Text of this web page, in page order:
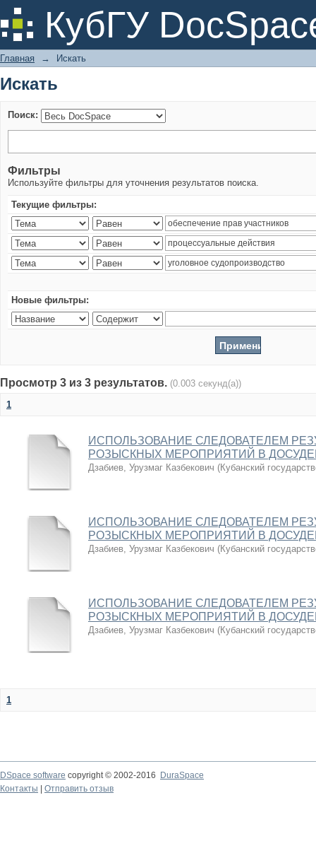
КубГУ
Искать
Главная → Искать
Искать
Поиск:
Фильтры
Используйте фильтры для уточнения результатов поиска.
Текущие фильтры:
Новые фильтры:
Просмотр 3 из 3 результатов. (0.003 секунд(а))
1
ИСПОЛЬЗОВАНИЕ СЛЕДОВАТЕЛЕМ
РОЗЫСКНЫХ МЕРОПРИЯТИЙ В
Дзабиев, Урузмаг Казбекович (Кубанский
ИСПОЛЬЗОВАНИЕ СЛЕДОВАТЕЛЕМ
РОЗЫСКНЫХ МЕРОПРИЯТИЙ В
Дзабиев, Урузмаг Казбекович (Кубанский
ИСПОЛЬЗОВАНИЕ СЛЕДОВАТЕЛЕМ
РОЗЫСКНЫХ МЕРОПРИЯТИЙ В
Дзабиев, Урузмаг Казбекович (Кубанский
1
DSpace software copyright © 2002-2016
DuraSpace
Контакты
Отправить отзыв